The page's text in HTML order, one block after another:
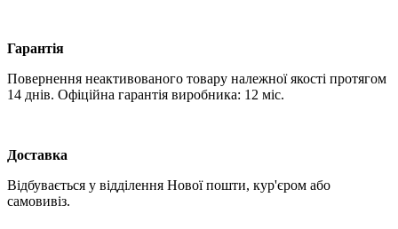
Гарантія
Повернення неактивованого товару належної якості протягом
14 днів. Офіційна гарантія виробника: 12 міс.
Доставка
Відбувається у відділення Нової пошти, кур'єром або
самовивіз.